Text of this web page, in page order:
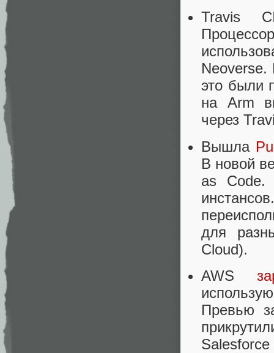
Travis
это были
на Arm
через
Вышла
В новой
as Code.
для
Cloud).
AWS
Превью